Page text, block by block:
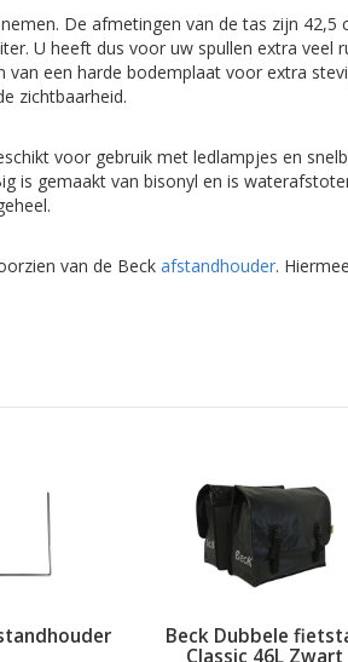
De afmetingen van de tas zijn 42,5
U heeft dus voor uw spullen extra veel
van een harde bodemplaat voor extra
zichtbaarheid.
voor gebruik met ledlampjes en
is gemaakt van bisonyl en is
van de Beck afstandhouder.
Beck Dubbele
Classic 46L Zwart